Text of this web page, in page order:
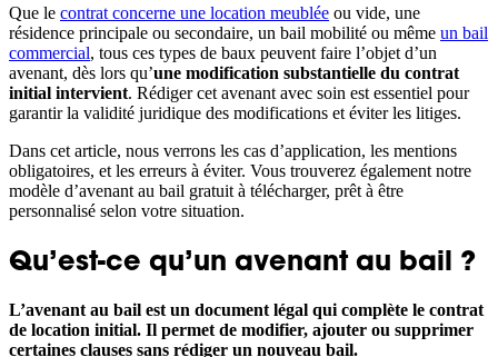
Qu’est-ce qu’un avenant au bail ?
Pourquoi faire un avenant au bail ?
Qui rédige et signe un avenant au bail ?
Comment rédiger un avenant au bail ?
Notre modèle d’avenant au bail à télécharger
Les formalités et la validité juridique de l’avenant
FAQ
Que le contrat concerne une location meublée ou vide, une
résidence principale ou secondaire, un bail mobilité ou même un bail
commercial, tous ces types de baux peuvent faire l’objet d’un
avenant, dès lors qu’une modification substantielle du contrat
initial intervient. Rédiger cet avenant avec soin est essentiel pour
garantir la validité juridique des modifications et éviter les litiges.
Dans cet article, nous verrons les cas d’application, les mentions
obligatoires, et les erreurs à éviter. Vous trouverez également notre
modèle d’avenant au bail gratuit à télécharger, prêt à être
personnalisé selon votre situation.
Qu’est-ce qu’un avenant au bail ?
L’avenant au bail est un document légal qui complète le contrat
de location initial. Il permet de modifier, ajouter ou supprimer
certaines clauses sans rédiger un nouveau bail.